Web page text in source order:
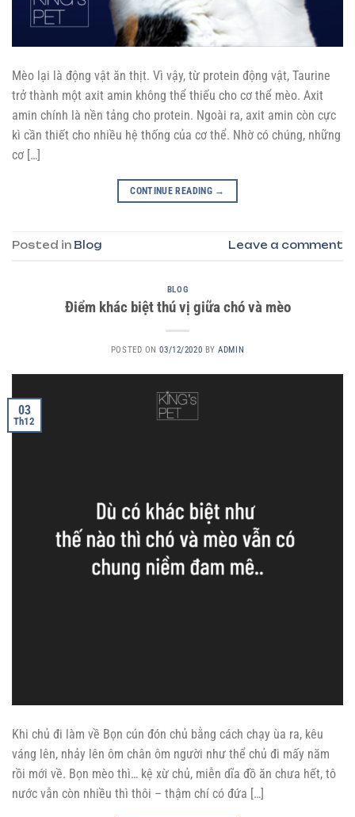
Mèo lại là động vật ăn thịt. Vì vậy, từ protein động vật, Taurine
trở thành một axit amin không thể thiếu cho cơ thể mèo. Axit
amin chính là nền tảng cho protein. Ngoài ra, axit amin còn cực
kì cần thiết cho nhiều hệ thống của cơ thể. Nhờ có chúng, những
cơ […]
CONTINUE READING →
Posted in Blog Leave a comment
BLOG
Điểm khác biệt thú vị giữa chó và mèo
POSTED ON03/12/2020 BYADMIN
03
Th12
Khi chủ đi làm về Bọn cún đón chủ bằng cách chạy ùa ra, kêu
váng lên, nhảy lên ôm chân ôm người như thể chủ đi mấy năm
rồi mới về. Bọn mèo thì… kệ xừ chủ, miễn dĩa đồ ăn chưa hết, tô
nước vẫn còn nhiều thì thôi – thậm chí có đứa […]